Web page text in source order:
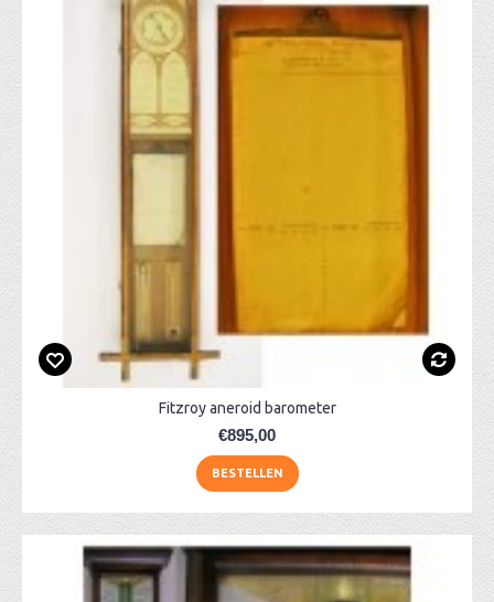
Fitzroy aneroid barometer
€895,00
BESTELLEN